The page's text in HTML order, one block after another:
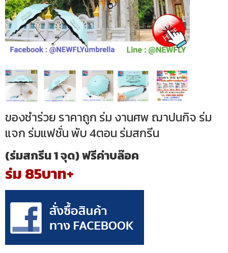
ของชำร่วย ราคาถูก ร่ม งานศพ ฌาปนกิจ ร่ม
แจก ร่มแฟชั่น พับ 4ตอน ร่มสกรีน
(ร่มสกรีน 1 จุด) ฟรีค่าบล๊อค
ร่ม 85บาท+